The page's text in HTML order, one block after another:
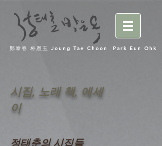
鄭泰春 朴恩玉 Joung Tae Choon Park Eun Ohk
시집, 노래 책, 에세
이
정태춘의 시집들